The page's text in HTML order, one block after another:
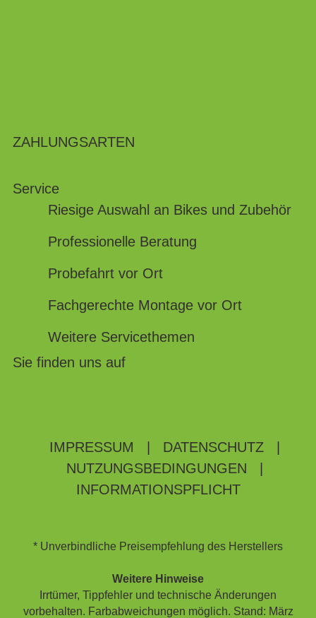
ZAHLUNGSARTEN
Service
Riesige Auswahl an Bikes und Zubehör
Professionelle Beratung
Probefahrt vor Ort
Fachgerechte Montage vor Ort
Weitere Servicethemen
Sie finden uns auf
IMPRESSUM DATENSCHUTZ
NUTZUNGSBEDINGUNGEN
INFORMATIONSPFLICHT
* Unverbindliche Preisempfehlung des Herstellers
Weitere Hinweise
Irrtümer, Tippfehler und technische Änderungen
vorbehalten. Farbabweichungen möglich. Stand: März